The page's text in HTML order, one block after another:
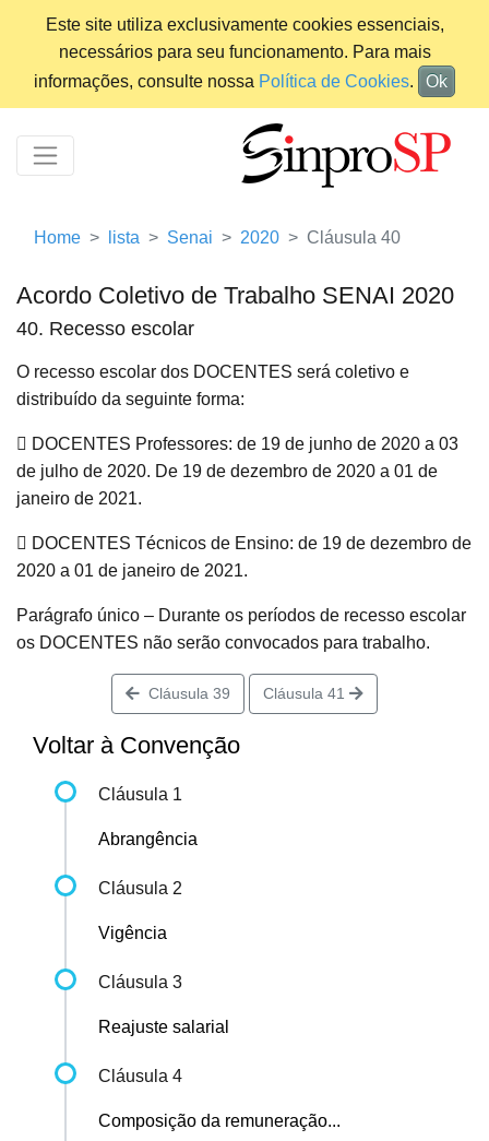
Este site utiliza exclusivamente cookies essenciais,
necessários para seu funcionamento. Para mais
informações, consulte nossa Política de Cookies. Ok
Home lista Senai 2020 Cláusula 40
Acordo Coletivo de Trabalho SENAI 2020
40. Recesso escolar
O recesso escolar dos DOCENTES será coletivo e
distribuído da seguinte forma:
 DOCENTES Professores: de 19 de junho de 2020 a 03
de julho de 2020. De 19 de dezembro de 2020 a 01 de
janeiro de 2021.
 DOCENTES Técnicos de Ensino: de 19 de dezembro de
2020 a 01 de janeiro de 2021.
Parágrafo único – Durante os períodos de recesso escolar
os DOCENTES não serão convocados para trabalho.
Cláusula 39 Cláusula 41
Voltar à Convenção
Cláusula 1
Abrangência
Cláusula 2
Vigência
Cláusula 3
Reajuste salarial
Cláusula 4
Composição da remuneração...